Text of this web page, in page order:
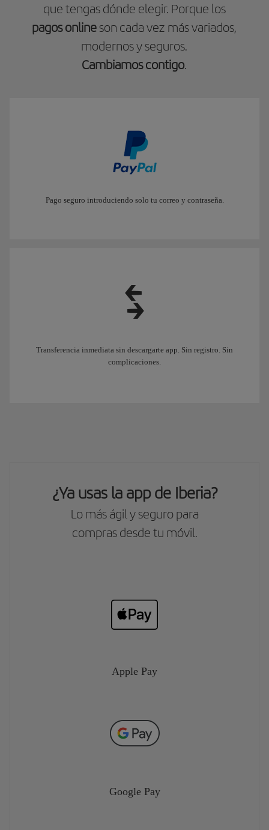
que tengas dónde elegir. Porque los
pagos online son cada vez más variados,
modernos y seguros.
Cambiamos contigo.
Pago seguro introduciendo solo tu correo y contraseña.
Transferencia inmediata sin descargarte app. Sin registro. Sin
complicaciones.
¿Ya usas la app de Iberia?
Lo más ágil y seguro para
compras desde tu móvil.
Apple Pay
Google Pay